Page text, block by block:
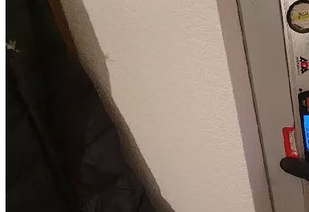
Обращаясь к нам, вы в первую очередь получаете
консультацию от профильного юриста. Он задаст уточняющие
вопросы, детально проанализирует предоставленные
документы, разработает эффективный план действий для
каждого конкретного случая, оценит возможную сумму
взыскания и представит вам предложение со стоимостью
услуги. При этом мы гибко подходим к порядку оплаты
юридических услуг, предлагая разные пакеты услуг и
Всю работу по ведению дела мы берем на себя: проверка
застройщика, приемка объекта, проведение досудебной
строительной экспертизы, подготовка документов, защита
ваших интересов до поступления денег от застройщика на
ваш счет. Ваше участие в процессе минимально: подписать
договор и передать документы для работы. Мы гарантируем
полную конфиденциальность полученной от вас информации.